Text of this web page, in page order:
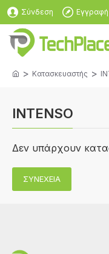
Σύνδεση Εγγραφή
Κατασκευαστής
INTENSO
Δεν υπάρχουν
ΣΥΝΈΧΕΙΑ